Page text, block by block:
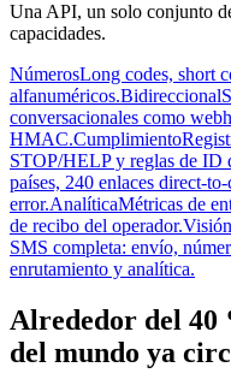
Una API, un solo conjunto
capacidades.
NúmerosLong codes, short
alfanuméricos.Bidireccional
conversacionales como
HMAC.Cumplimiento
STOP/HELP y reglas de ID
países, 240 enlaces direct-
error.AnalíticaMétricas de
de recibo del operador.
SMS completa: envío,
enrutamiento y analítica.
Alrededor del 40
del mundo ya